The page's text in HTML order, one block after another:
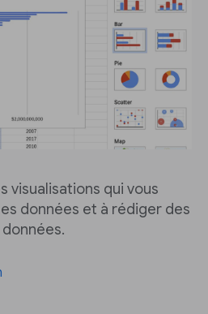
visualisations qui vous
données et à rédiger des